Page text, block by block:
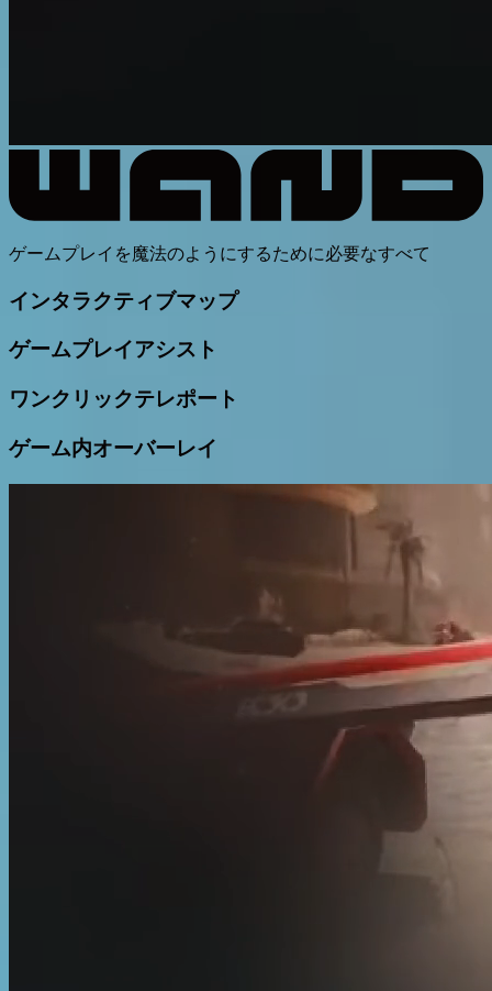
ゲームプレイを魔法のようにするために必要なすべて
インタラクティブマップ
ゲームプレイアシスト
ワンクリックテレポート
ゲーム内オーバーレイ